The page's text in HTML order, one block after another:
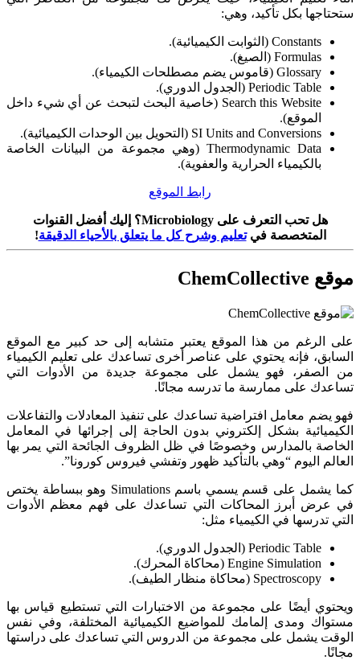
ستحتاجها بكل تأكيد، وهي:
Constants (الثوابت الكيميائية).
Formulas (الصيغ).
Glossary (قاموس يضم مصطلحات الكيمياء).
Periodic Table (الجدول الدوري).
Search this Website (خاصية البحث لتبحث عن أي شيء داخل
الموقع).
SI Units and Conversions (التحويل بين الوحدات الكيميائية).
Thermodynamic Data (وهي مجموعة من البيانات الخاصة
بالكيمياء الحرارية والعفوية).
رابط الموقع
هل تحب التعرف على Microbiology؟ إليك أفضل القنوات
المتخصصة فيتعليم وشرح كل ما يتعلق بالأحياء الدقيقة!
موقع ChemCollective
على الرغم من هذا الموقع يعتبر متشابه إلى حد كبير مع الموقع
السابق، فإنه يحتوي على عناصر أخرى تساعدك على تعليم الكيمياء
من الصفر، فهو يشمل على مجموعة جديدة من الأدوات التي
تساعدك على ممارسة ما تدرسه مجانًا.
فهو يضم معامل افتراضية تساعدك على تنفيذ المعادلات والتفاعلات
الكيميائية بشكل إلكتروني بدون الحاجة إلى إجرائها في المعامل
الخاصة بالمدارس وخصوصًا في ظل الظروف الجائحة التي يمر بها
العالم اليوم “وهي بالتأكيد ظهور وتفشي فيروس كورونا”.
كما يشمل على قسم يسمي باسم Simulations وهو ببساطة يختص
في عرض أبرز المحاكات التي تساعدك على فهم معظم الأدوات
التي تدرسها في الكيمياء مثل:
Periodic Table (الجدول الدوري).
Engine Simulation (محاكاة المحرك).
Spectroscopy (محاكاة منظار الطيف).
ويحتوي أيضًا على مجموعة من الاختبارات التي تستطيع قياس بها
مستواك ومدى إلمامك للمواضيع الكيميائية المختلفة، وفي نفس
الوقت يشمل على مجموعة من الدروس التي تساعدك على دراستها
مجانًا.